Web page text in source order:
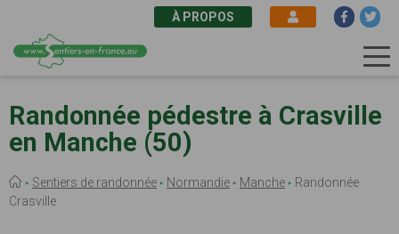
au
contenu
principal
À PROPOS
Randonnée pédestre à Crasville
en Manche (50)
Fil
d'Ariane
Sentiers de randonnée Normandie Manche
Randonnée
Crasville